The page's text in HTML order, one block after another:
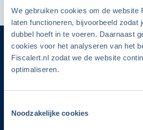
We gebruiken cookies om de website
laten functioneren, bijvoorbeeld zodat
dubbel hoeft in te voeren. Daarnaast
cookies voor het analyseren van het
Fiscalert.nl zodat we de website
optimaliseren.
Noodzakelijke cookies
Contact